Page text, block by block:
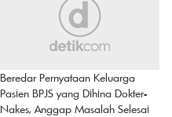
Beredar Pernyataan Keluarga
Pasien BPJS yang Dihina Dokter-
Nakes, Anggap Masalah Selesai